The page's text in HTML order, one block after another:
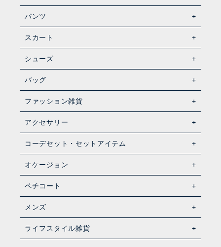
パンツ
スカート
シューズ
バッグ
ファッション雑貨
アクセサリー
コーデセット・セットアイテム
オケージョン
ペチコート
メンズ
ライフスタイル雑貨